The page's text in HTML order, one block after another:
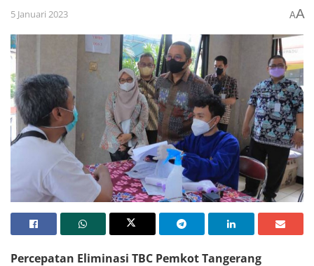
5 Januari 2023 AA
Percepatan Eliminasi TBC Pemkot Tangerang